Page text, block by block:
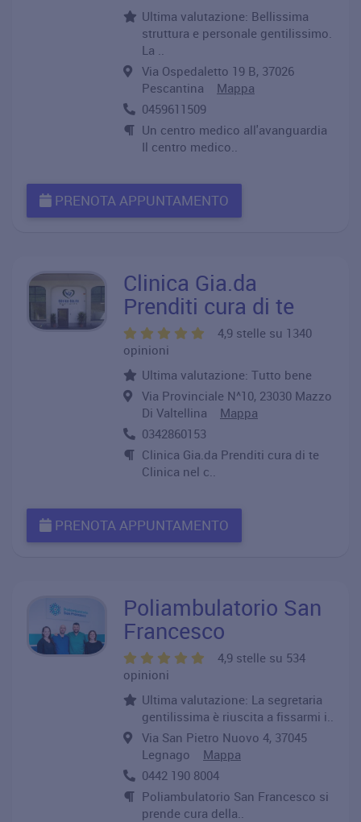
Ultima valutazione: Bellissima
struttura e personale gentilissimo.
La ..
Via Ospedaletto 19 B, 37026
Pescantina Mappa
0459611509
Un centro medico all'avanguardia
Il centro medico..
PRENOTA APPUNTAMENTO
Clinica Gia.da
Prenditi cura di te
4,9 stelle su 1340
opinioni
Ultima valutazione: Tutto bene
Via Provinciale N^10, 23030 Mazzo
Di Valtellina Mappa
0342860153
Clinica Gia.da Prenditi cura di te
Clinica nel c..
PRENOTA APPUNTAMENTO
Poliambulatorio San
Francesco
4,9 stelle su 534
opinioni
Ultima valutazione: La segretaria
gentilissima è riuscita a fissarmi i..
Via San Pietro Nuovo 4, 37045
Legnago Mappa
0442 190 8004
Poliambulatorio San Francesco si
prende cura della..